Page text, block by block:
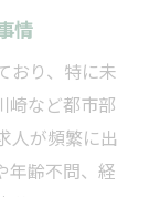
情
おり、特に未
崎など都市部
人が頻繁に出
年齢不問、経